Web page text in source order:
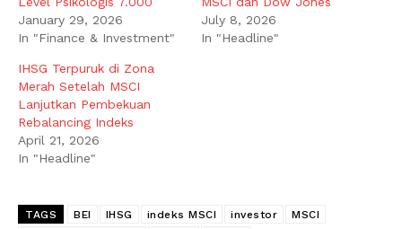
January 29, 2026
In "Finance & Investment"
July 8, 2026
In "Headline"
IHSG Terpuruk di Zona
Merah Setelah MSCI
Lanjutkan Pembekuan
Rebalancing Indeks
April 21, 2026
In "Headline"
TAGS BEI IHSG indeks MSCI investor
MSCI